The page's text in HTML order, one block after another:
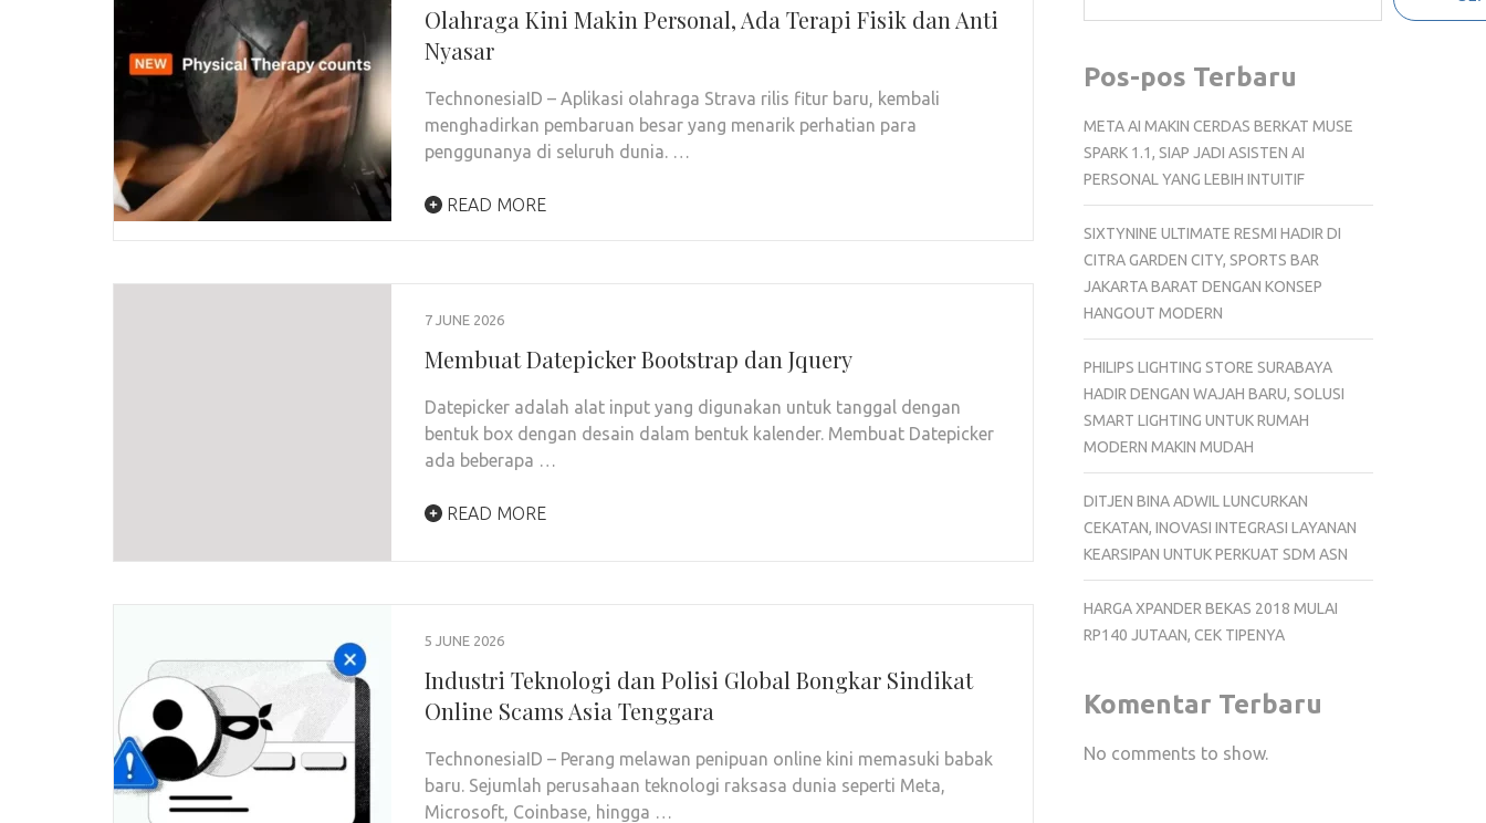
Olahraga Kini Makin Personal, Ada Terapi Fisik dan Anti
Nyasar
TechnonesiaID – Aplikasi olahraga Strava rilis fitur baru, kembali
menghadirkan pembaruan besar yang menarik perhatian para
penggunanya di seluruh dunia. …
READ MORE
7 JUNE 2026
Membuat Datepicker Bootstrap dan Jquery
Datepicker adalah alat input yang digunakan untuk tanggal dengan
bentuk box dengan desain dalam bentuk kalender. Membuat Datepicker
ada beberapa …
READ MORE
5 JUNE 2026
Industri Teknologi dan Polisi Global Bongkar Sindikat
Online Scams Asia Tenggara
TechnonesiaID – Perang melawan penipuan online kini memasuki babak
baru. Sejumlah perusahaan teknologi raksasa dunia seperti Meta,
Microsoft, Coinbase, hingga …
Pos-pos Terbaru
META AI MAKIN CERDAS BERKAT MUSE
SPARK 1.1, SIAP JADI ASISTEN AI
PERSONAL YANG LEBIH INTUITIF
SIXTYNINE ULTIMATE RESMI HADIR DI
CITRA GARDEN CITY, SPORTS BAR
JAKARTA BARAT DENGAN KONSEP
HANGOUT MODERN
PHILIPS LIGHTING STORE SURABAYA
HADIR DENGAN WAJAH BARU, SOLUSI
SMART LIGHTING UNTUK RUMAH
MODERN MAKIN MUDAH
DITJEN BINA ADWIL LUNCURKAN
CEKATAN, INOVASI INTEGRASI LAYANAN
KEARSIPAN UNTUK PERKUAT SDM ASN
HARGA XPANDER BEKAS 2018 MULAI
RP140 JUTAAN, CEK TIPENYA
Komentar Terbaru
No comments to show.